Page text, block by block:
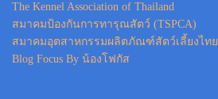
The Kennel Association of Thailand
สมาคมป้องกันการทารุณสัตว์ (TSPCA)
สมาคมอุตสาหกรรมผลิตภัณฑ์สัตว์เลี้ยงไทย
Blog Focus By น้องโฟกัส